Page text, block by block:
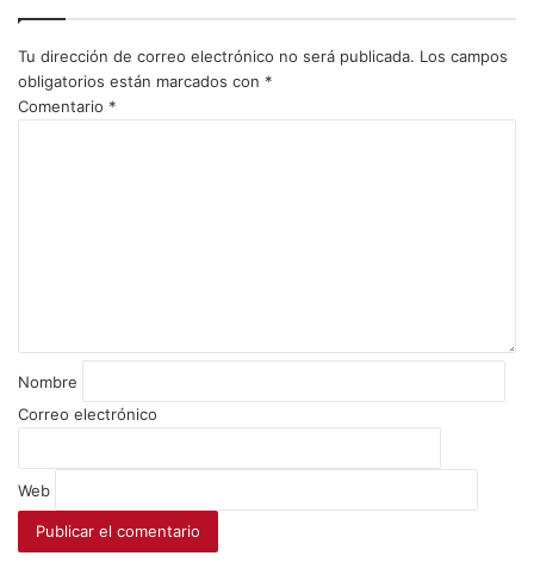
Tu dirección de correo electrónico no será publicada. Los campos
obligatorios están marcados con *
Comentario *
Nombre
Correo electrónico
Web